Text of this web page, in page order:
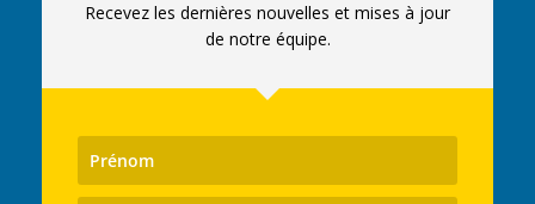
Recevez les dernières nouvelles et mises à jour
de notre équipe.